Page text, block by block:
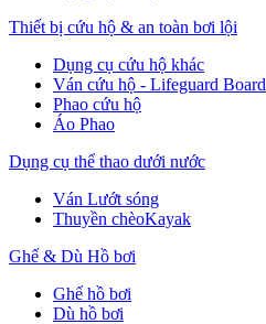
Thiết bị cứu hộ & an toàn bơi lội
Dụng cụ cứu hộ khác
Ván cứu hộ - Lifeguard Board
Phao cứu hộ
Áo Phao
Dụng cụ thể thao dưới nước
Ván Lướt sóng
Thuyền chèoKayak
Ghế & Dù Hồ bơi
Ghế hồ bơi
Dù hồ bơi